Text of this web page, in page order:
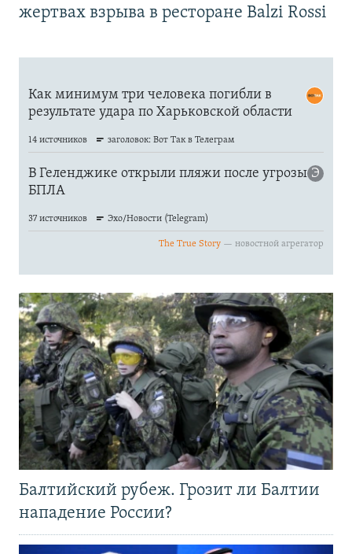
жертвах взрыва в ресторане Balzi Rossi
Балтийский рубеж. Грозит ли Балтии
нападение России?